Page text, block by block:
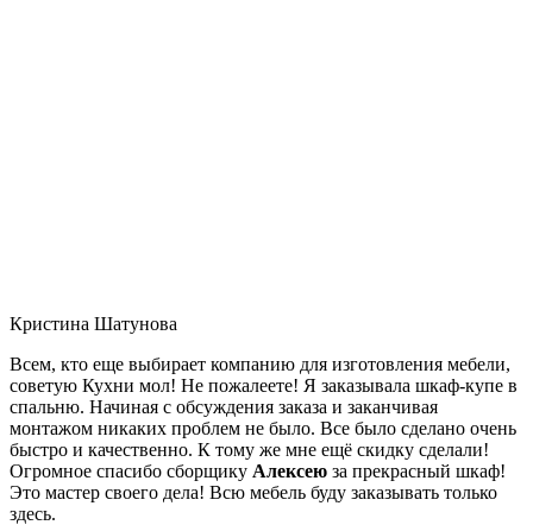
Кристина Шатунова
Всем, кто еще выбирает компанию для изготовления мебели,
советую Кухни мол! Не пожалеете! Я заказывала шкаф-купе в
спальню. Начиная с обсуждения заказа и заканчивая
монтажом никаких проблем не было. Все было сделано очень
быстро и качественно. К тому же мне ещё скидку сделали!
Огромное спасибо сборщику Алексею за прекрасный шкаф!
Это мастер своего дела! Всю мебель буду заказывать только
здесь.